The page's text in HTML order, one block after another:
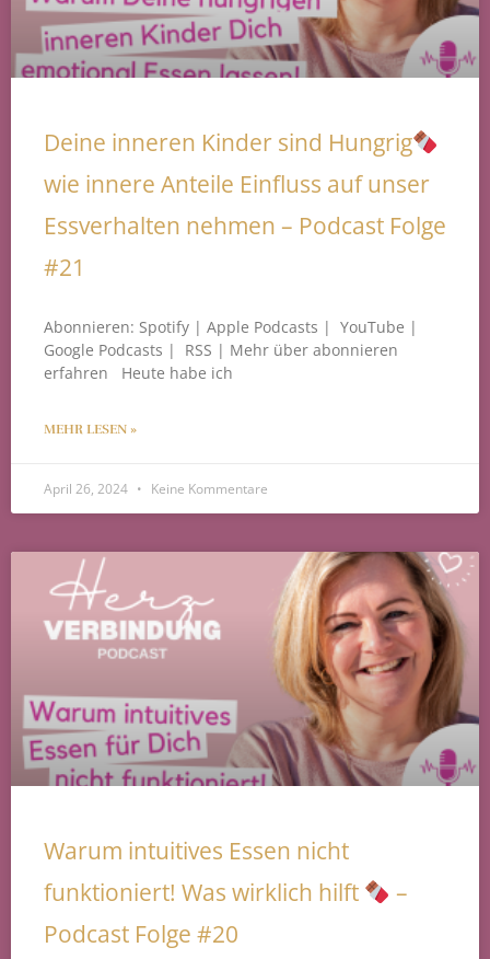
Deine inneren Kinder sind Hungrig
wie innere Anteile Einfluss auf unser
Essverhalten nehmen – Podcast Folge
#21
Abonnieren: Spotify | Apple Podcasts | YouTube |
Google Podcasts | RSS | Mehr über abonnieren
erfahren Heute habe ich
MEHR LESEN »
April 26, 2024 Keine Kommentare
Warum intuitives Essen nicht
funktioniert! Was wirklich hilft
–
Podcast Folge #20